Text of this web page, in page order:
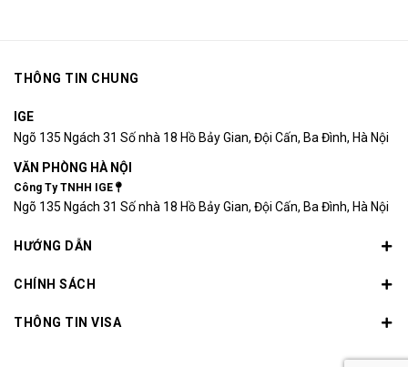
THÔNG TIN CHUNG
IGE
Ngõ 135 Ngách 31 Số nhà 18 Hồ Bảy Gian, Đội Cấn, Ba Đình, Hà Nội
VĂN PHÒNG HÀ NỘI
Công Ty TNHH IGE
Ngõ 135 Ngách 31 Số nhà 18 Hồ Bảy Gian, Đội Cấn, Ba Đình, Hà Nội
HƯỚNG DẪN
CHÍNH SÁCH
THÔNG TIN VISA